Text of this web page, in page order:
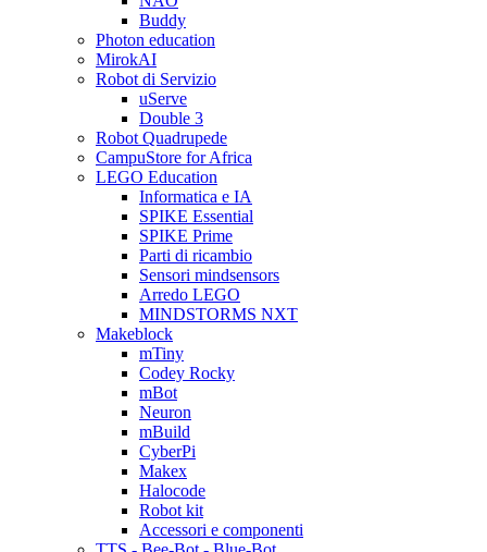
Buddy
Photon education
MirokAI
Robot di Servizio
uServe
Double 3
Robot Quadrupede
CampuStore for Africa
LEGO Education
Informatica e IA
SPIKE Essential
SPIKE Prime
Parti di ricambio
Sensori mindsensors
Arredo LEGO
MINDSTORMS NXT
Makeblock
mTiny
Codey Rocky
mBot
Neuron
mBuild
CyberPi
Makex
Halocode
Robot kit
Accessori e componenti